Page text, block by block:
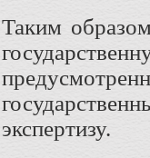
Таким
экспертизу.